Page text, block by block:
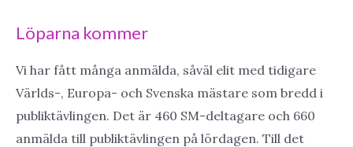
Löparna kommer
Vi har fått många anmälda, såväl elit med tidigare
Världs-, Europa- och Svenska mästare som bredd i
publiktävlingen. Det är 460 SM-deltagare och 660
anmälda till publiktävlingen på lördagen. Till det